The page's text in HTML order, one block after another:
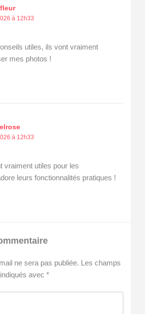
à 12h33
utiles, ils vont vraiment
mes photos !
à 12h33
vraiment utiles pour les
leurs fonctionnalités pratiques !
ne sera pas publiée.
Les champs
avec *